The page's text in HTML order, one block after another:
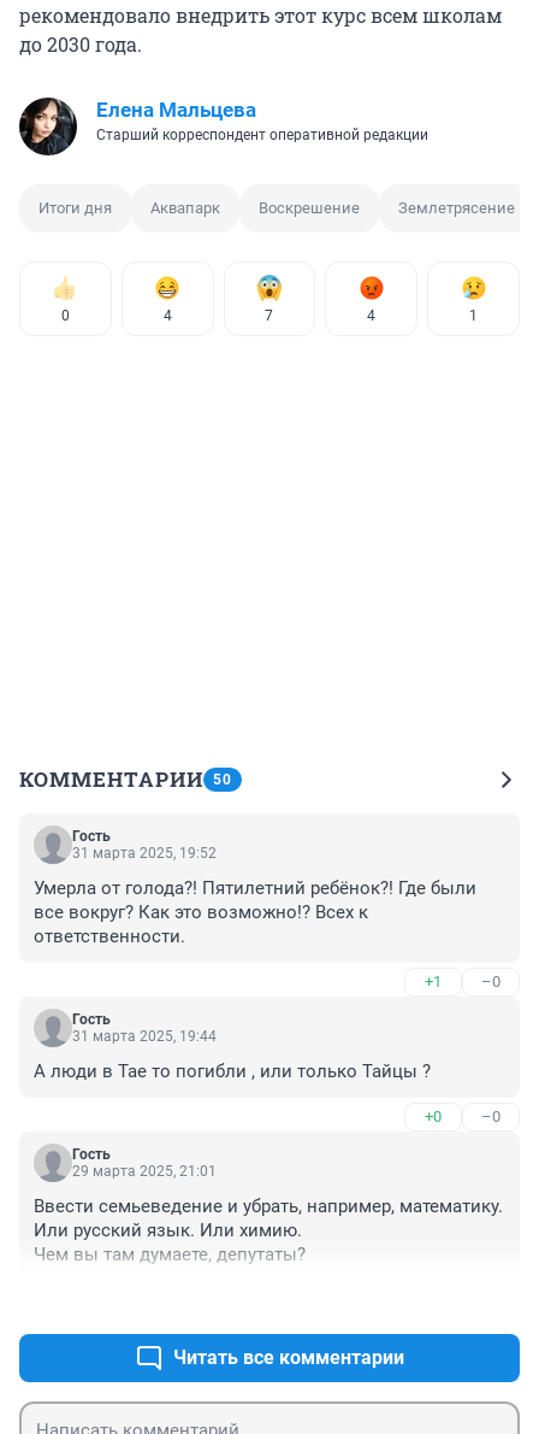
рекомендовало внедрить этот курс всем школам
до 2030 года.
Елена Мальцева
Старший корреспондент оперативной редакции
Итоги дня Аквапарк Воскрешение Землетрясение
0 4 7 4 1
КОММЕНТАРИИ 50
Гость
31 марта 2025, 19:52
Умерла от голода?! Пятилетний ребёнок?! Где были
все вокруг? Как это возможно!? Всех к
ответственности.
+1 –0
Гость
31 марта 2025, 19:44
А люди в Тае то погибли , или только Тайцы ?
+0 –0
Гость
29 марта 2025, 21:01
Ввести семьеведение и убрать, например, математику.
Или русский язык. Или химию.
Чем вы там думаете, депутаты?
Читать все комментарии